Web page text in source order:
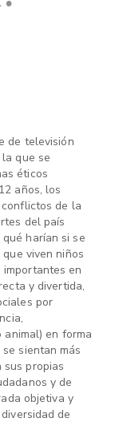
de televisión
que se
éticos
años, los
de la
del país
harían si se
viven niños
en
y divertida,
por
animal) en forma
sientan más
sus propias
y de
objetiva y
de